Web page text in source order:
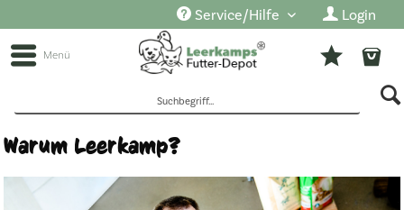
Service/Hilfe Login
Menü
Warum Leerkamp?